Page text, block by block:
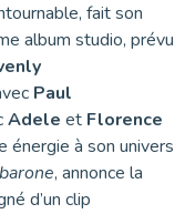
fait son
album studio, prévu
Paul
Adele et Florence
énergie à son univers
, annonce la
d’un clip